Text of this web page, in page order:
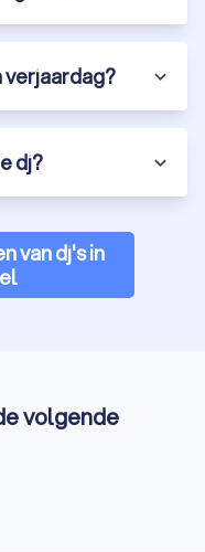
te stellen. We
Vraag gratis
die perfect
Dus waar wacht
dj via Trustoo.
verjaardag?
dj?
van dj's in
volgende